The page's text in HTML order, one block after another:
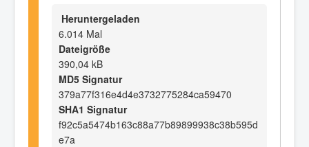
Heruntergeladen
6.014 Mal
Dateigröße
390,04 kB
MD5 Signatur
379a77f316e4d4e3732775284ca59470
SHA1 Signatur
f92c5a5474b163c88a77b89899938c38b595d
e7a